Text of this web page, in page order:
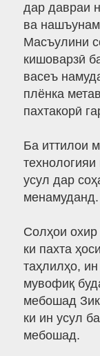
дар давраи
ва
Масъулини
кишоварзӣ
васеъ
плёнка
пахтакорӣ
Ба иттилои
усул дар
менамуданд.
Солҳои охир
ки пахта
таҳлилҳо,
мувофиқ
мебошад
ки ин усул
мебошад.